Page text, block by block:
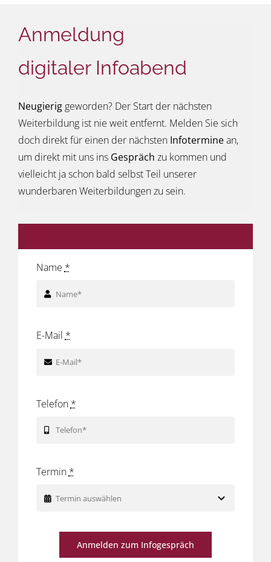
Name *
E-Mail *
Telefon *
Termin *
Anmelden zum Infogespräch
Anmeldung
digitaler Infoabend
Neugieriggeworden? Der Start der nächsten
Weiterbildung ist nie weit entfernt. Melden Sie sich
doch direkt für einen der nächsten Infoterminean,
um direkt mit uns ins Gespräch zu kommen und
vielleicht ja schon bald selbst Teil unserer
wunderbaren Weiterbildungen zu sein.